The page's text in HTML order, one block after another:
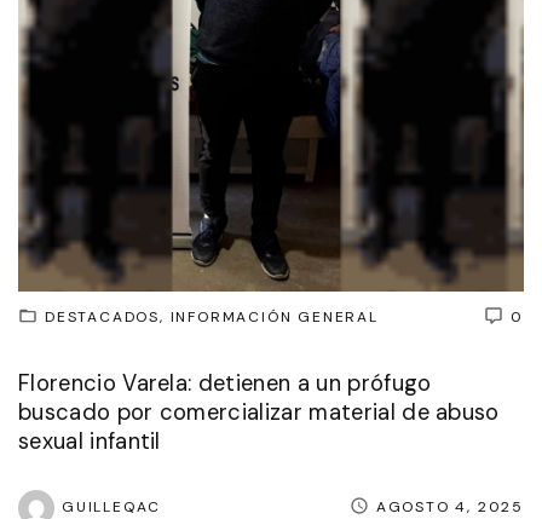
0
DESTACADOS INFORMACIÓN GENERAL
Florencio Varela: detienen a un prófugo
buscado por comercializar material de abuso
sexual infantil
GUILLEQAC AGOSTO 4, 2025